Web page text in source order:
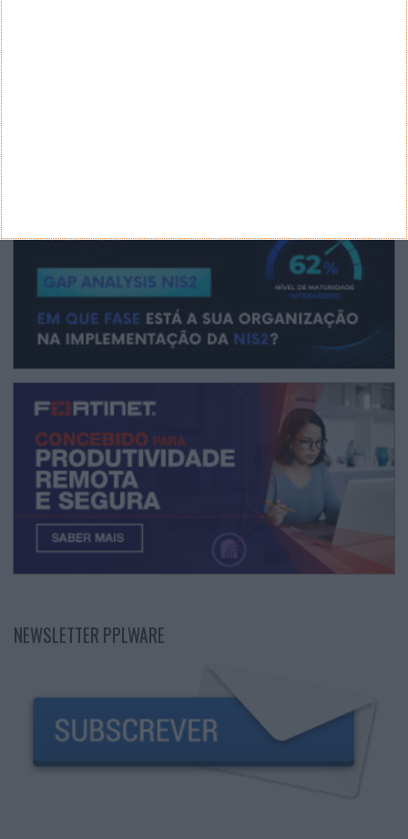
NEWSLETTER PPLWARE